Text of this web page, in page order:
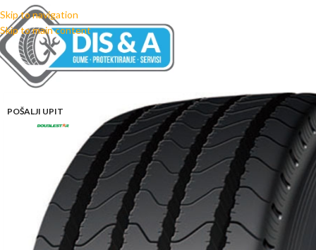
Skip to navigation
Skip to main content
POŠALJI UPIT